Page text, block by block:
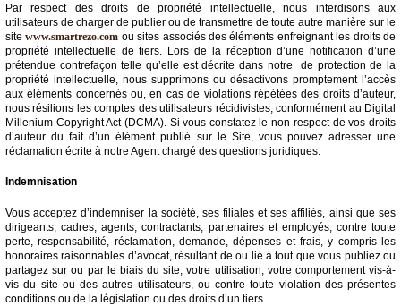
Par respect des droits de propriété intellectuelle, nous interdisons aux
utilisateurs de charger de publier ou de transmettre de toute autre manière sur le
sitewww.smartrezo.com ou sites associés des éléments enfreignant les droits de
propriété intellectuelle de tiers. Lors de la réception d’une notification d’une
prétendue contrefaçon telle qu’elle est décrite dans notre de protection de la
propriété intellectuelle, nous supprimons ou désactivons promptement l’accès
aux éléments concernés ou, en cas de violations répétées des droits d’auteur,
nous résilions les comptes des utilisateurs récidivistes, conformément au Digital
Millenium Copyright Act (DCMA). Si vous constatez le non-respect de vos droits
d’auteur du fait d’un élément publié sur le Site, vous pouvez adresser une
réclamation écrite à notre Agent chargé des questions juridiques.
Indemnisation
Vous acceptez d’indemniser la société, ses filiales et ses affiliés, ainsi que ses
dirigeants, cadres, agents, contractants, partenaires et employés, contre toute
perte, responsabilité, réclamation, demande, dépenses et frais, y compris les
honoraires raisonnables d’avocat, résultant de ou lié à tout que vous publiez ou
partagez sur ou par le biais du site, votre utilisation, votre comportement vis-à-
vis du site ou des autres utilisateurs, ou contre toute violation des présentes
conditions ou de la législation ou des droits d’un tiers.